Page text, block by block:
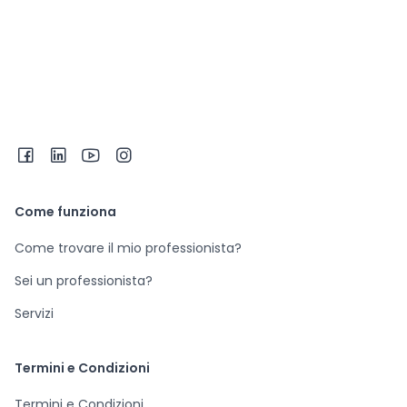
Come funziona
Come trovare il mio professionista?
Sei un professionista?
Servizi
Termini e Condizioni